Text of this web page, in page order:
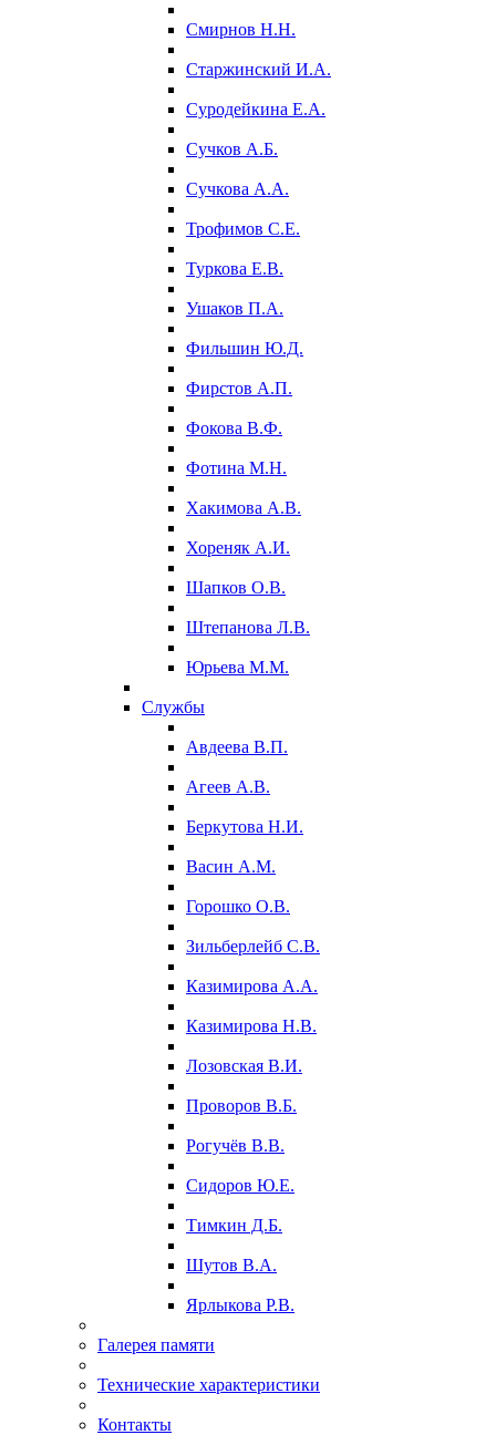
Смирнов Н.Н.
Старжинский И.А.
Суродейкина Е.А.
Сучков А.Б.
Сучкова А.А.
Трофимов С.Е.
Туркова Е.В.
Ушаков П.А.
Фильшин Ю.Д.
Фирстов А.П.
Фокова В.Ф.
Фотина М.Н.
Хакимова А.В.
Хореняк А.И.
Шапков О.В.
Штепанова Л.В.
Юрьева М.М.
Службы
Авдеева В.П.
Агеев А.В.
Беркутова Н.И.
Васин А.М.
Горошко О.В.
Зильберлейб С.В.
Казимирова А.А.
Казимирова Н.В.
Лозовская В.И.
Проворов В.Б.
Рогучёв В.В.
Сидоров Ю.Е.
Тимкин Д.Б.
Шутов В.А.
Ярлыкова Р.В.
Галерея памяти
Технические характеристики
Контакты